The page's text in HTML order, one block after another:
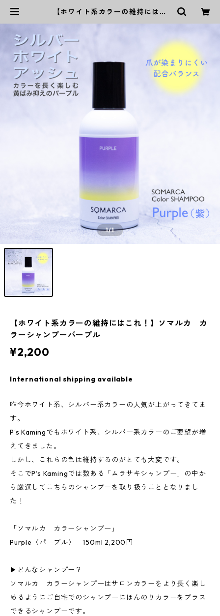
【ホワイト系カラーの維持にはこ
1/1
【ホワイト系カラーの維持にはこれ！】ソマルカ カ
ラーシャンプーパープル
¥2,200
International shipping available
昨今ホワイト系、シルバー系カラーの人気が上がってきてま
す。
P‘s Kamingでもホワイト系、シルバー系カラーのご要望が増
えてきました。
しかし、これらの色は維持するのがとても大変です。
そこでP‘s Kamingでは数ある「ムラサキシャンプー」の中か
ら厳選してこちらのシャンプーを取り扱うこととなりまし
た！
「ソマルカ カラーシャンプー」
Purple〈パープル〉 150ml 2,200円
▶︎どんなシャンプー？
ソマルカ カラーシャンプーはサロンカラーをより長く楽し
めるようにご自宅でのシャンプーにほんのりカラーをプラス
できるシャンプーです。